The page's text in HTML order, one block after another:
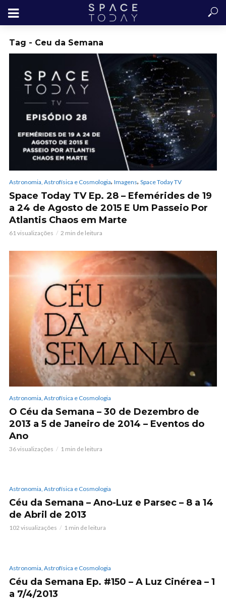
Tag - Ceu da Semana
Astronomia, Astrofísica e Cosmologia, Imagens, Space Today TV
Space Today TV Ep. 28 – Efemérides de 19
a 24 de Agosto de 2015 E Um Passeio Por
Atlantis Chaos em Marte
61 visualizações 2 min de leitura
Astronomia, Astrofísica e Cosmologia
O Céu da Semana – 30 de Dezembro de
2013 a 5 de Janeiro de 2014 – Eventos do
Ano
36 visualizações 1 min de leitura
Astronomia, Astrofísica e Cosmologia
Céu da Semana – Ano-Luz e Parsec – 8 a 14
de Abril de 2013
102 visualizações 1 min de leitura
Astronomia, Astrofísica e Cosmologia
Céu da Semana Ep. #150 – A Luz Cinérea – 1
a 7/4/2013